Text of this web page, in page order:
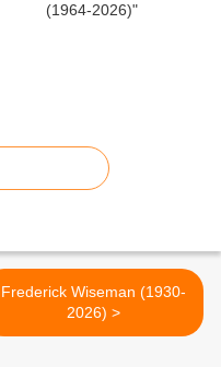
Frederick Wiseman (1930-
2026) >